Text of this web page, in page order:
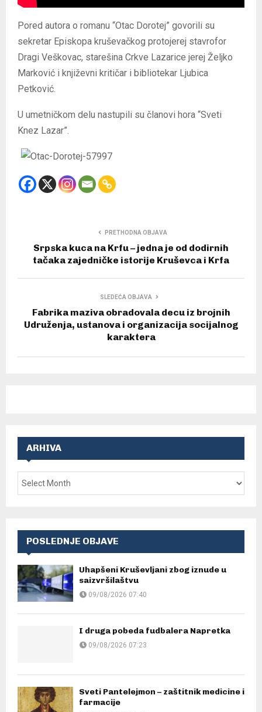
Pored autora o romanu “Otac Dorotej” govorili su
sekretar Episkopa kruševačkog protojerej stavrofor
Dragi Veškovac, starešina Crkve Lazarice jerej Željko
Marković i književni kritičar i bibliotekar Ljubica
Petković.
U umetničkom delu nastupili su članovi hora “Sveti
Knez Lazar”.
PRETHODNA OBJAVA
Srpska kuca na Krfu – jedna je od dodirnih
tačaka zajedničke istorije Kruševca i Krfa
SLEDEĆA OBJAVA
Fabrika maziva obradovala decu iz brojnih
Udruženja, ustanova i organizacija socijalnog
karaktera
ARHIVA
POSLEDNJE OBJAVE
Uhapšeni Kruševljani zbog iznude u
saizvršilaštvu
09/08/2026 07:40
I druga pobeda fudbalera Napretka
09/08/2026 07:23
Sveti Pantelejmon – zaštitnik medicine i
farmacije